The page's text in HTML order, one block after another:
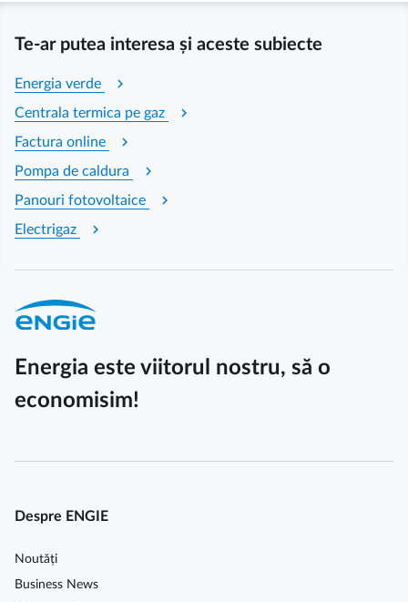
Te-ar putea interesa și aceste subiecte
Energia verde chevron_right
Centrala termica pe gaz chevron_right
Factura online chevron_right
Pompa de caldura chevron_right
Panouri fotovoltaice chevron_right
Electrigaz chevron_right
Energia este viitorul nostru, să o
economisim!
Despre ENGIE
Noutăți
Business News